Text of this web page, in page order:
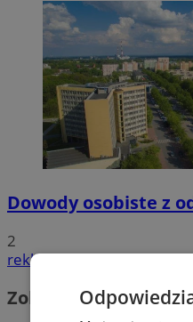
Dowody osobiste z
2
reklama
Zobacz również